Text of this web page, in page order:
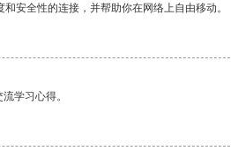
安全性的连接，并帮助你在网络上自由移动。
学习心得。